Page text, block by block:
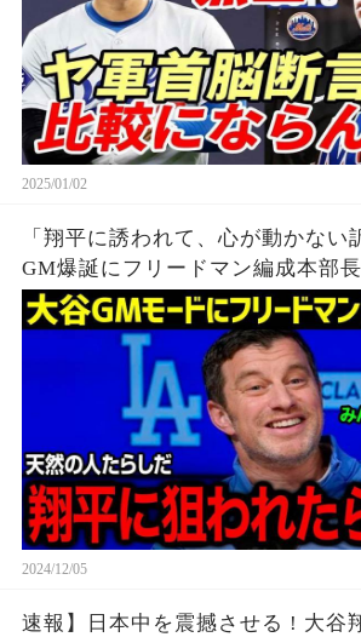
2025/01/02
「翔平に誘われて、心が動かない
GM爆誕にフリードマン編成本部
2025年連覇を目指すドジャース
にMLB業界仰天！【海外の反応/
2024/12/05
速報】日本中を震撼させる ! 大谷